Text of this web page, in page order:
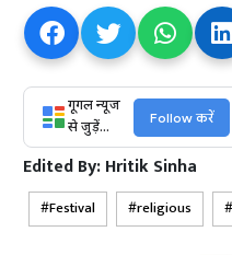
गूगल न्यूज
से जुड़ें...
Follow करें
Edited By:Hritik Sinha
Festival religious